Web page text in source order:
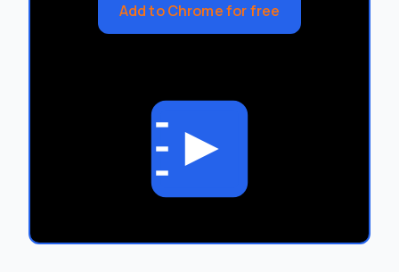
Add to Chrome for free